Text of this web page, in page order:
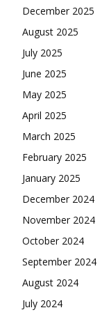
December 2025
August 2025
July 2025
June 2025
May 2025
April 2025
March 2025
February 2025
January 2025
December 2024
November 2024
October 2024
September 2024
August 2024
July 2024